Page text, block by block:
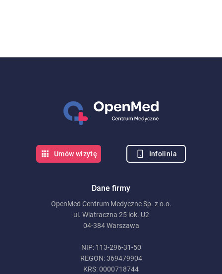
Dane firmy
OpenMed Centrum Medyczne Sp. z o.o.
ul. Wiatraczna 25 lok. U2
04-384 Warszawa
NIP: 113-296-31-50
REGON: 369479904
KRS: 0000718744
Umów wizytę Infolinia